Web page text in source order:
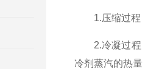
1.压缩过程：
2.冷凝过程：
冷剂蒸汽的热